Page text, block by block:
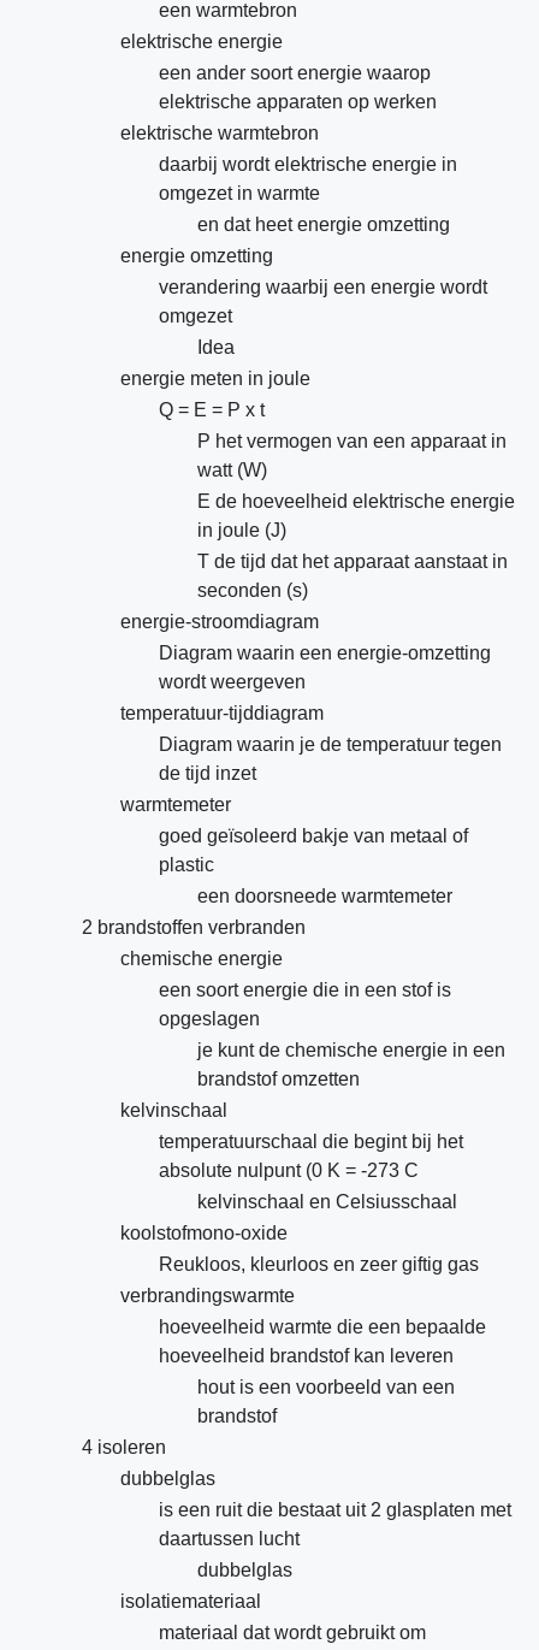
een warmtebron
elektrische energie
een ander soort energie waarop
elektrische apparaten op werken
elektrische warmtebron
daarbij wordt elektrische energie in
omgezet in warmte
en dat heet energie omzetting
energie omzetting
verandering waarbij een energie wordt
omgezet
Idea
energie meten in joule
Q = E = P x t
P het vermogen van een apparaat in
watt (W)
E de hoeveelheid elektrische energie
in joule (J)
T de tijd dat het apparaat aanstaat in
seconden (s)
energie-stroomdiagram
Diagram waarin een energie-omzetting
wordt weergeven
temperatuur-tijddiagram
Diagram waarin je de temperatuur tegen
de tijd inzet
warmtemeter
goed geïsoleerd bakje van metaal of
plastic
een doorsneede warmtemeter
2 brandstoffen verbranden
chemische energie
een soort energie die in een stof is
opgeslagen
je kunt de chemische energie in een
brandstof omzetten
kelvinschaal
temperatuurschaal die begint bij het
absolute nulpunt (0 K = -273 C
kelvinschaal en Celsiusschaal
koolstofmono-oxide
Reukloos, kleurloos en zeer giftig gas
verbrandingswarmte
hoeveelheid warmte die een bepaalde
hoeveelheid brandstof kan leveren
hout is een voorbeeld van een
brandstof
4 isoleren
dubbelglas
is een ruit die bestaat uit 2 glasplaten met
daartussen lucht
dubbelglas
isolatiemateriaal
materiaal dat wordt gebruikt om